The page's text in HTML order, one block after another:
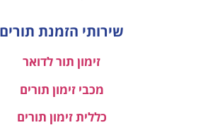
שירותי הזמנת תורים
זימון תור לדואר
מכבי זימון תורים
כללית זימון תורים